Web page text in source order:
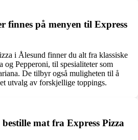
finnes på menyen til Express
i Ålesund finner du alt fra klassiske
og Pepperoni, til spesialiteter som
De tilbyr også muligheten til å
utvalg av forskjellige toppings.
mat fra Express Pizza